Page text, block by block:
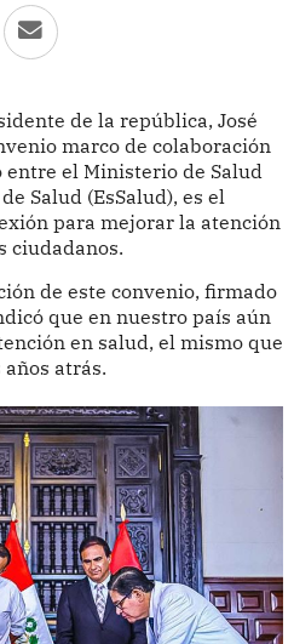
de la república, José
marco de colaboración
el Ministerio de Salud
Salud (EsSalud), es el
para mejorar la atención
ciudadanos.
de este convenio, firmado
que en nuestro país aún
en salud, el mismo que
atrás.